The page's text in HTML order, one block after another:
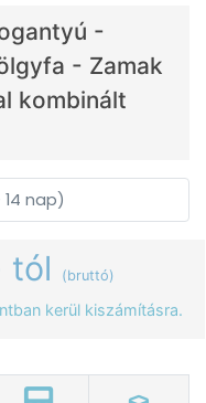
-
- Zamak
kombinált
nap)
tól (bruttó)
kerül kiszámításra.